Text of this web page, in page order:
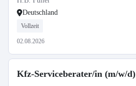
Deutschland
Vollzeit
02.08.2026
Kfz-Serviceberater/in (m/w/d)